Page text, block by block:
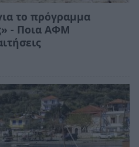
το πρόγραμμα
- Ποια ΑΦΜ